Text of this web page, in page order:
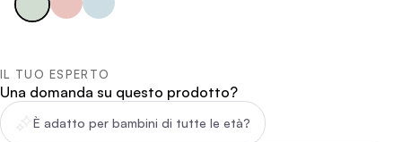
IL TUO ESPERTO
Una domanda su questo prodotto?
È adatto per bambini di tutte le età?